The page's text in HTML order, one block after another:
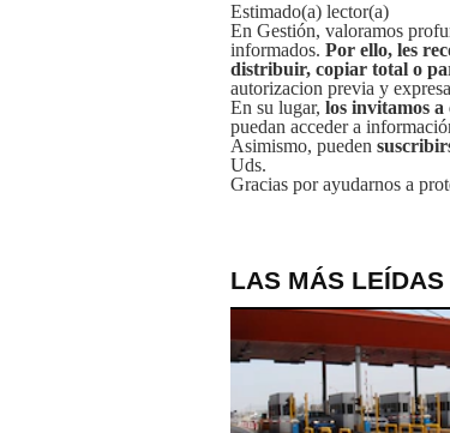
Estimado(a) lector(a)
En Gestión, valoramos
informados. Por ello, les
distribuir, copiar total o
autorizacion previa y
En su lugar, los invitamos
puedan acceder a
Asimismo, pueden
Uds.
Gracias por ayudarnos a
LAS MÁS LEÍDAS